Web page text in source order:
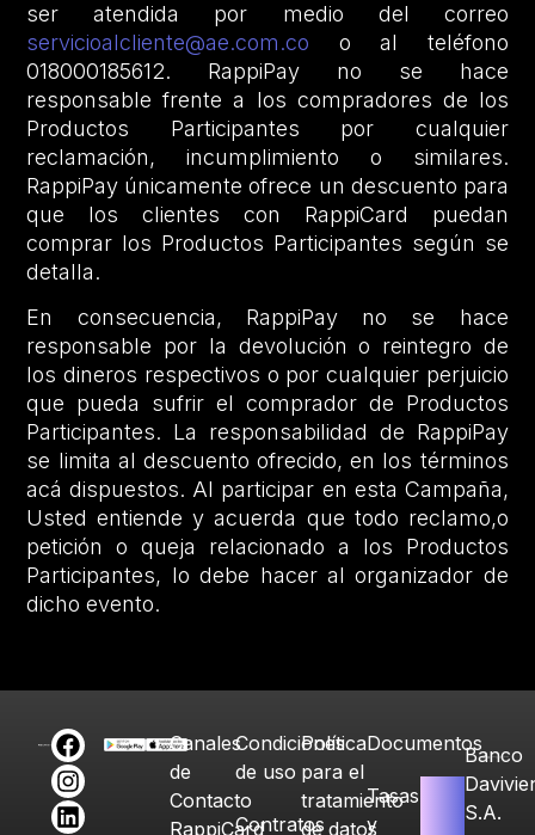
ser atendida por medio del correo
servicioalcliente@ae.com.co o al teléfono
018000185612. RappiPay no se hace
responsable frente a los compradores de los
Productos Participantes por cualquier
reclamación, incumplimiento o similares.
RappiPay únicamente ofrece un descuento para
que los clientes con RappiCard puedan
comprar los Productos Participantes según se
detalla.
En consecuencia, RappiPay no se hace
responsable por la devolución o reintegro de
los dineros respectivos o por cualquier perjuicio
que pueda sufrir el comprador de Productos
Participantes. La responsabilidad de RappiPay
se limita al descuento ofrecido, en los términos
acá dispuestos. Al participar en esta Campaña,
Usted entiende y acuerda que todo reclamo,o
petición o queja relacionado a los Productos
Participantes, lo debe hacer al organizador de
dicho evento.
Canales
de
Contacto
RappiCard
Condiciones
de uso
Contratos
Política
para el
tratamiento
de datos
Documentos
Tasas
y
Banco
S.A.